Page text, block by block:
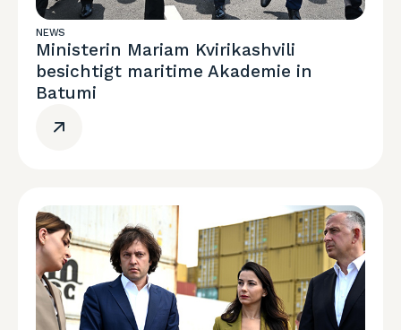
NEWS
Ministerin Mariam Kvirikashvili
besichtigt maritime Akademie in
Batumi